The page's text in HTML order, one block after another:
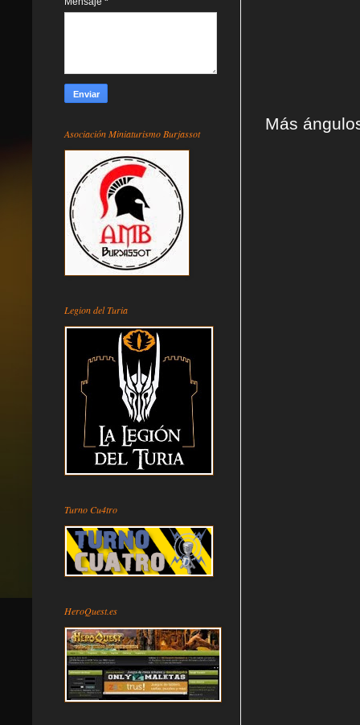
Más
Asociación Miniaturismo Burjassot
Legion del Turia
Turno Cu4tro
HeroQuest.es